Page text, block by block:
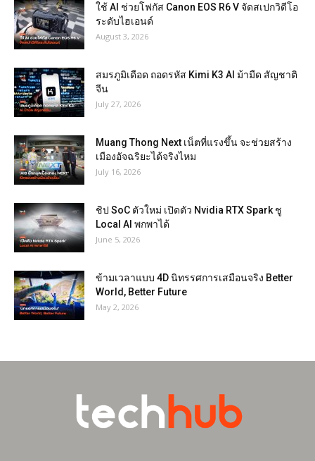
ใช้ AI ช่วยโฟกัส Canon EOS R6 V จัดสเปกวิดีโอ
ระดับไฮเอนด์
August 3, 2026
สมรภูมิเดือด ถอดรหัส Kimi K3 AI ม้ามืด สัญชาติ
จีน
July 27, 2026
Muang Thong Next เน็ตที่แรงขึ้น จะช่วยสร้าง
เมืองอัจฉริยะได้จริงไหม
July 16, 2026
ชิป SoC ตัวใหม่ เปิดตัว Nvidia RTX Spark ชู
Local AI พกพาได้
June 5, 2026
ข้ามเวลาแบบ 4D นิทรรศการเสมือนจริง Better
World, Better Future
May 2, 2026